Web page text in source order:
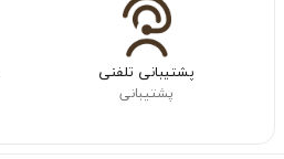
پشتیبانی تلفنی
پشتیبانی